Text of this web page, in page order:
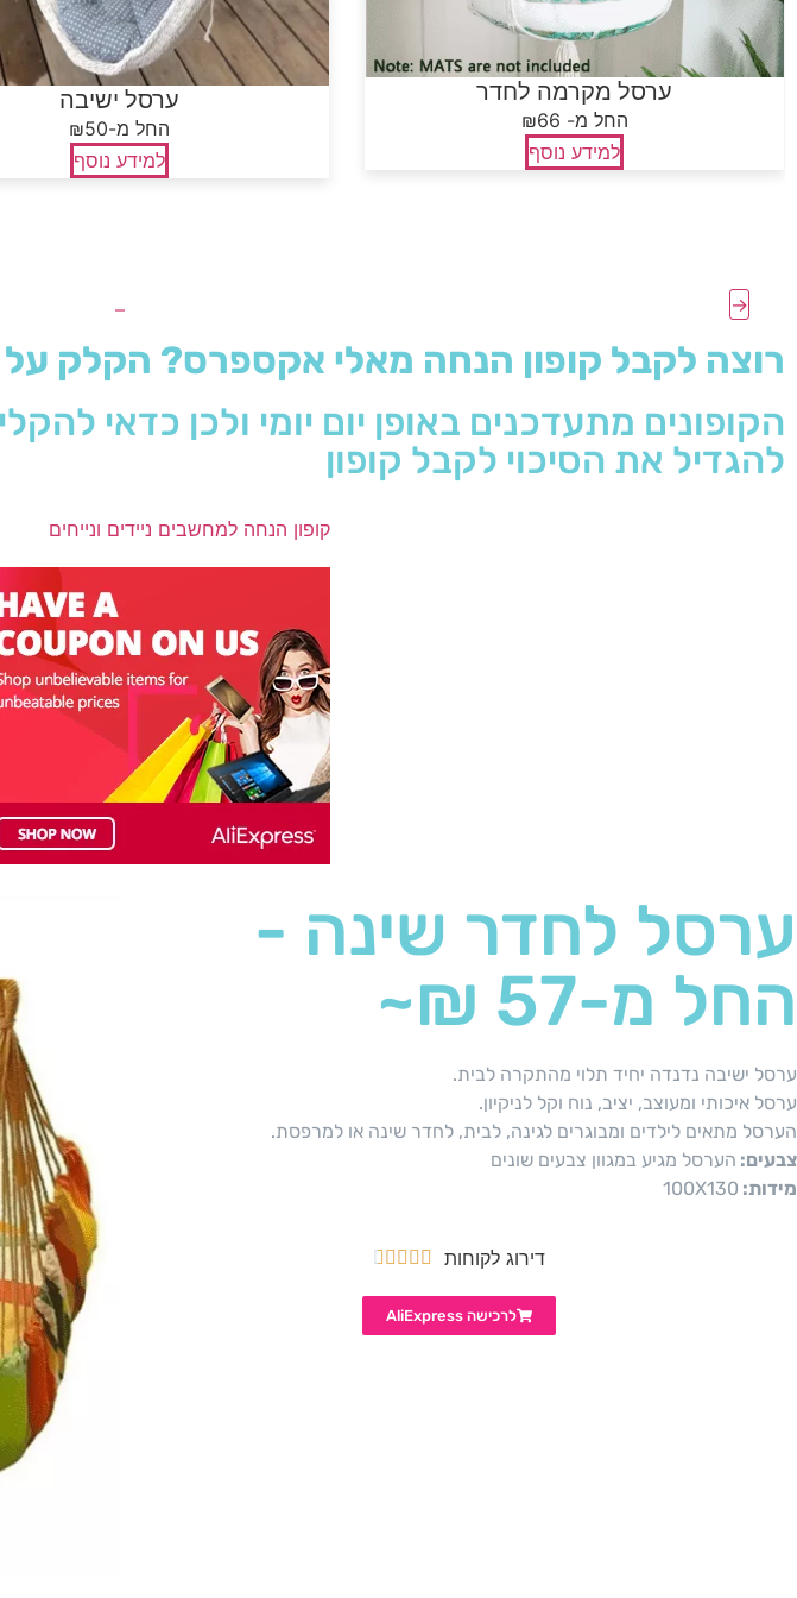
ערסל ישיבה
₪החל מ-50
למידע נוסף
ערסל מקרמה לחדר
₪החל מ- 66
למידע נוסף
רוצה לקבל קופון הנחה מאלי אקספרס? הקלק על
הקופונים מתעדכנים באופן יום יומי ולכן כדאי
להגדיל את הסיכוי לקבל קופון
קופון הנחה למחשבים ניידים ונייחים
ערסל לחדר שינה -
החל מ-57 ₪~
ערסל ישיבה נדנדה יחיד תלוי מהתקרה לבית.
ערסל איכותי ומעוצב, יציב, נוח וקל לניקיון.
הערסל מתאים לילדים ומבוגרים לגינה, לבית, לחדר שינה או למרפסת.
צבעים: הערסל מגיע במגוון צבעים שונים
מידות: 100X130
דירוג לקוחות 




לרכישה AliExpress